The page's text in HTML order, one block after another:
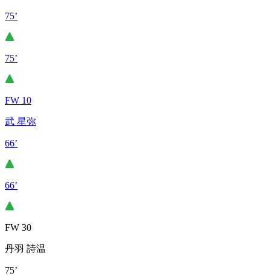
75’
75’
FW 10
武 星弥
66’
66’
FW 30
丹羽 詩温
75’